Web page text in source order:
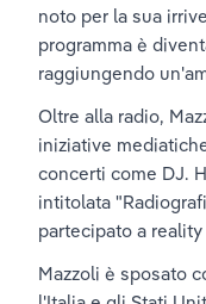
noto per la sua
programma è
raggiungendo
Oltre alla radio,
iniziative
concerti come DJ.
intitolata
partecipato a
Mazzoli è sposato